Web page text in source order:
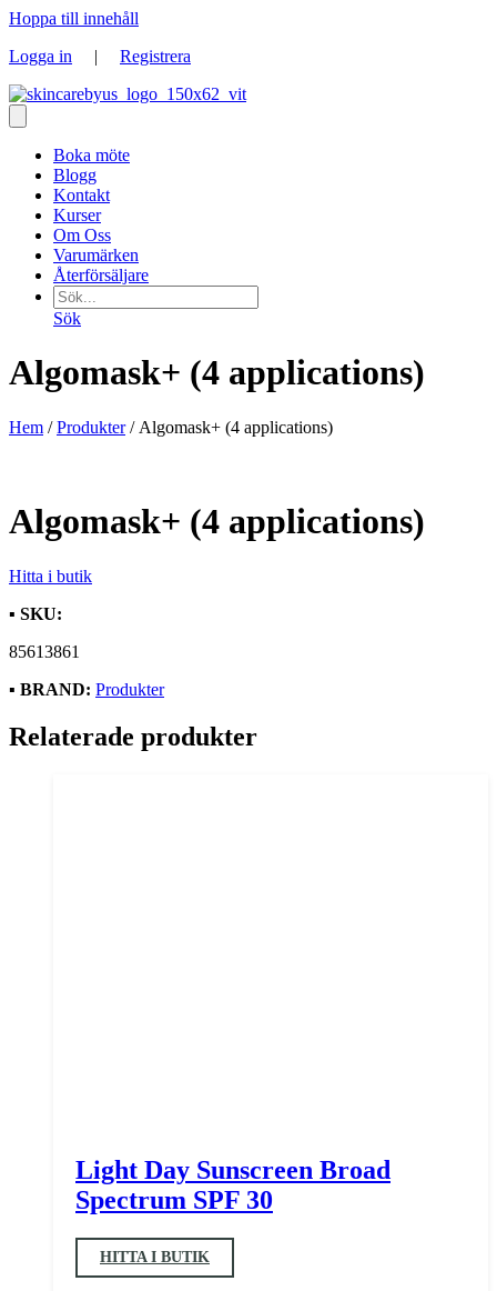
Hoppa till innehåll
Logga in | Registrera
Boka möte
Blogg
Kontakt
Kurser
Om Oss
Varumärken
Återförsäljare
Sök
Algomask+ (4 applications)
Hem /Produkter/ Algomask+ (4 applications)
Algomask+ (4 applications)
Hitta i butik
▪️ SKU:
85613861
▪️ BRAND: Produkter
Relaterade produkter
Light Day Sunscreen Broad
Spectrum SPF 30
HITTA I BUTIK